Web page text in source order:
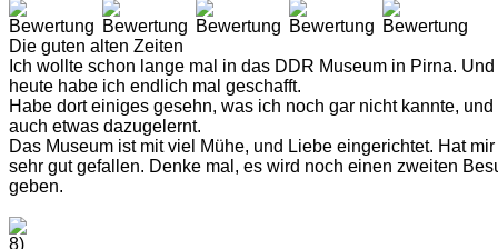
Die guten alten Zeiten
Ich wollte schon lange mal in das DDR Museum in Pirna. Und
heute habe ich endlich mal geschafft.
Habe dort einiges gesehn, was ich noch gar nicht kannte, und
auch etwas dazugelernt.
Das Museum ist mit viel Mühe, und Liebe eingerichtet. Hat mir
sehr gut gefallen. Denke mal, es wird noch einen zweiten
geben.